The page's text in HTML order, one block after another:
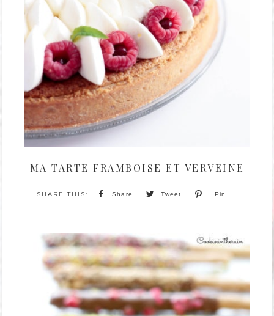
MA TARTE FRAMBOISE ET VERVEINE
Share Tweet Pin